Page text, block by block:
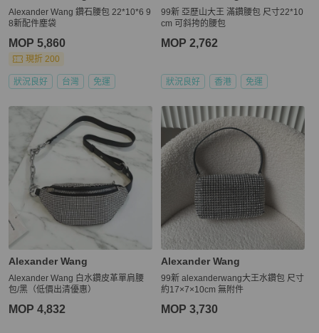
Alexander Wang 鑽石腰包 22*10*6 9
8新配件塵袋
MOP 5,860
現折 200
狀況良好 台灣 免運
99新 亞歷山大王 滿鑽腰包 尺寸22*10
cm 可斜挎的腰包
MOP 2,762
狀況良好 香港 免運
Alexander Wang
Alexander Wang 白水鑽皮革單肩腰
包/黑（低價出清優惠）
MOP 4,832
Alexander Wang
99新 alexanderwang大王水鑽包 尺寸
約17×7×10cm 無附件
MOP 3,730